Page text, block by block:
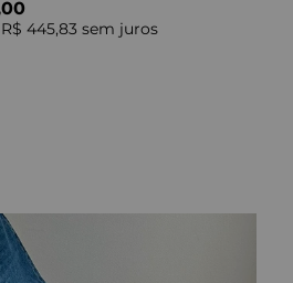
R$ 445,83 sem juros